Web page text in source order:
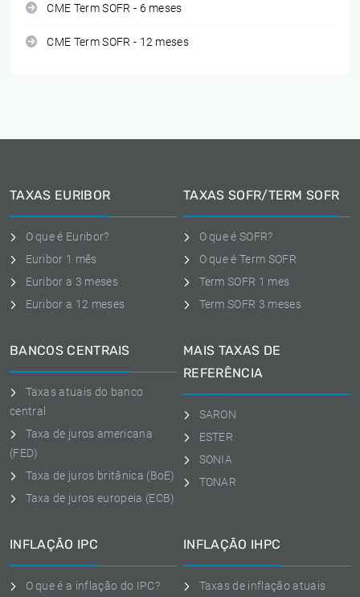
CME Term SOFR - 6 meses
CME Term SOFR - 12 meses
TAXAS EURIBOR
O que é Euribor?
Euribor 1 mês
Euribor a 3 meses
Euribor a 12 meses
TAXAS SOFR/TERM SOFR
O que é SOFR?
O que é Term SOFR
Term SOFR 1 mes
Term SOFR 3 meses
BANCOS CENTRAIS
Taxas atuais do banco
central
Taxa de juros americana
(FED)
Taxa de juros britânica (BoE)
Taxa de juros europeia (ECB)
MAIS TAXAS DE
REFERÊNCIA
SARON
ESTER
SONIA
TONAR
INFLAÇÃO IPC
O que é a inflação do IPC?
INFLAÇÃO IHPC
Taxas de inflação atuais